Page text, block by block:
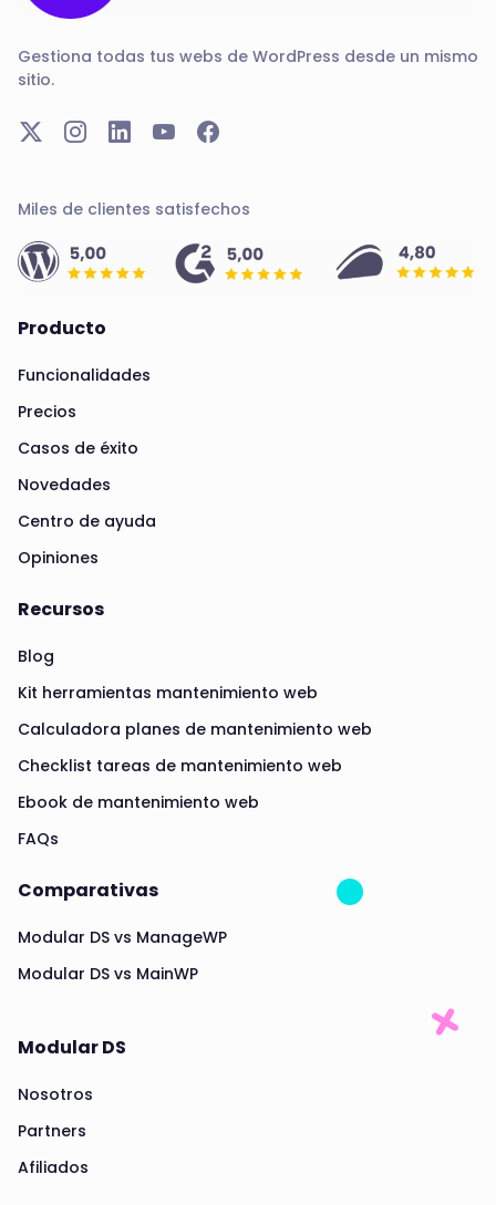
Gestiona todas tus webs de WordPress desde un mismo
sitio.
Miles de clientes satisfechos
Producto
Funcionalidades
Precios
Casos de éxito
Novedades
Centro de ayuda
Opiniones
Recursos
Blog
Kit herramientas mantenimiento web
Calculadora planes de mantenimiento web
Checklist tareas de mantenimiento web
Ebook de mantenimiento web
FAQs
Comparativas
Modular DS vs ManageWP
Modular DS vs MainWP
Modular DS
Nosotros
Partners
Afiliados